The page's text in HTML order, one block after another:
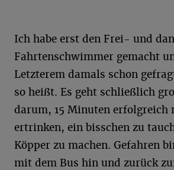
Ich habe erst den Frei- und
Fahrtenschwimmer gemacht
Letzterem damals schon
so heißt. Es geht schließlich
darum, 15 Minuten erfolgreich
ertrinken, ein bisschen zu
Köpper zu machen. Gefahren
mit dem Bus hin und zurück